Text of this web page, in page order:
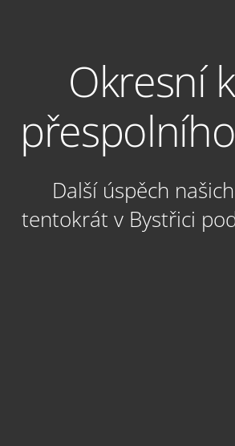
Okresní
Další úspěch
tentokrát v Bystřici